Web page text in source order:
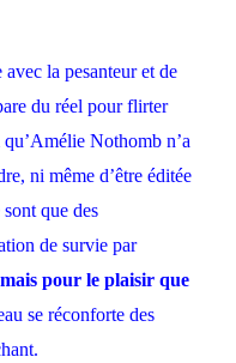
la pesanteur et de
du réel pour flirter
Nothomb n’a
ni même d’être éditée
que des
de survie par
mais pour le plaisir que
se réconforte des